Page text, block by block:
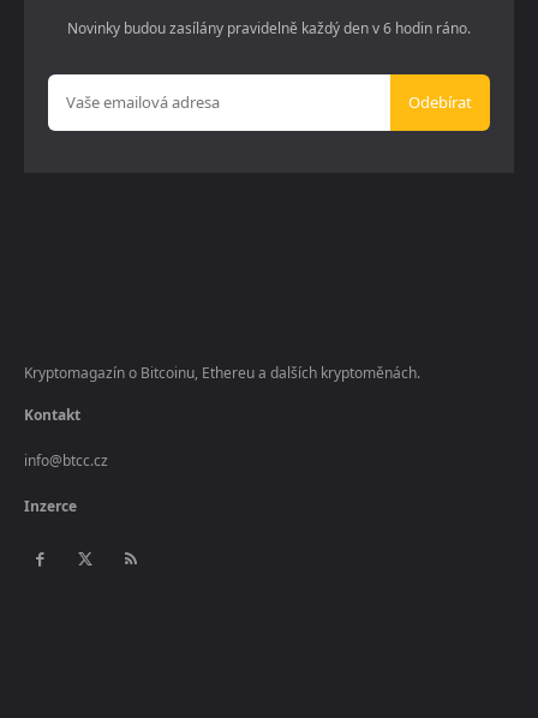
Novinky budou zasílány pravidelně každý den v 6 hodin ráno.
Odebírat
Kryptomagazín o Bitcoinu, Ethereu a dalších kryptoměnách.
Kontakt
info@btcc.cz
Inzerce